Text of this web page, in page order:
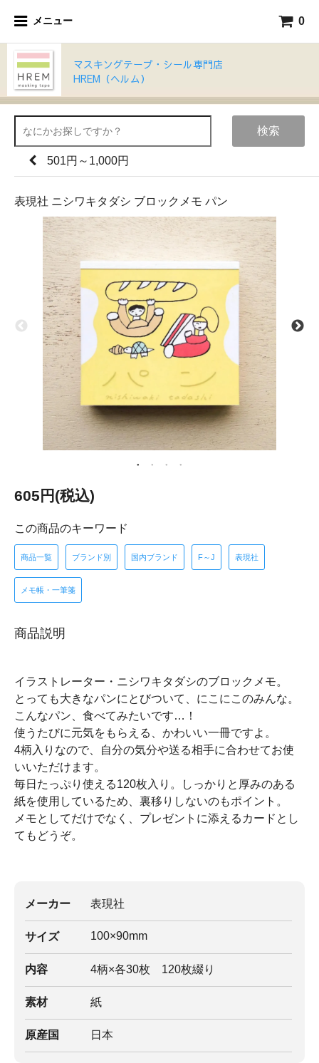
メニュー 0
マスキングテープ・シール専門店
HREM（ヘルム）
検索
501円～1,000円
表現社 ニシワキタダシ ブロックメモ パン
605円(税込)
この商品のキーワード
商品一覧 ブランド別 国内ブランド F～J 表現社
メモ帳・一筆箋
商品説明
イラストレーター・ニシワキタダシのブロックメモ。
とっても大きなパンにとびついて、にこにこのみんな。
こんなパン、食べてみたいです…！
使うたびに元気をもらえる、かわいい一冊ですよ。
4柄入りなので、自分の気分や送る相手に合わせてお使
いいただけます。
毎日たっぷり使える120枚入り。しっかりと厚みのある
紙を使用しているため、裏移りしないのもポイント。
メモとしてだけでなく、プレゼントに添えるカードとし
てもどうぞ。
メーカー 表現社
サイズ 100×90mm
内容 4柄×各30枚 120枚綴り
素材 紙
原産国 日本